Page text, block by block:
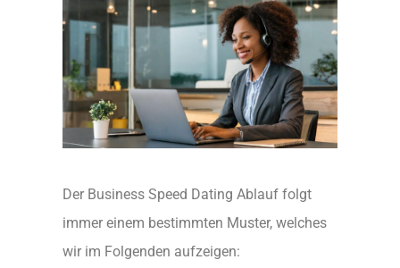
Der Business Speed Dating Ablauf folgt
immer einem bestimmten Muster, welches
wir im Folgenden aufzeigen: